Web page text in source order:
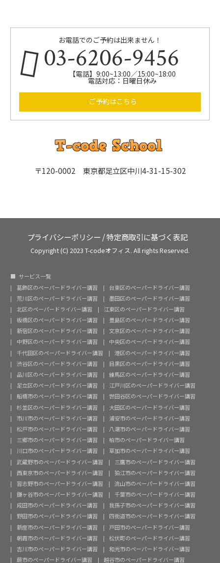
お電話でのご予約は出来ません！
03-6206-9456
【電話】9:00~13:00／15:00~18:00
電話対応：日曜日休み
ご予約はこちら
〒120-0002 東京都足立区中川4-31-15-302
プライバシーポリシー /特定商取引に基づく表記
Copyright (C) 2023 T-codeオフィス. All rights Reserved.
サービス一覧
葛飾区のペーパードライバー講習
台東区のペーパードライバー講習
荒川区のペーパードライバー講習
墨田区のペーパードライバー講習
北区のペーパードライバー講習
江東区のペーパードライバー講習
板橋区のペーパードライバー講習
豊島区のペーパードライバー講習
新宿区のペーパードライバー講習
文京区のペーパードライバー講習
中野区のペーパードライバー講習
中央区のペーパードライバー講習
千代田区のペーパードライバー講習
港区のペーパードライバー講習
渋谷区のペーパードライバー講習
目黒区のペーパードライバー講習
品川区のペーパードライバー講習
練馬区のペーパードライバー講習
足立区のペーパードライバー講習
江戸川区のペーパードライバー講習
船橋市のペーパードライバー講習
世田谷区のペーパードライバー講習
杉並区のペーパードライバー講習
大田区のペーパードライバー講習
市川市のペーパードライバー講習
浦安市のペーパードライバー講習
松戸市のペーパードライバー講習
八潮市のペーパードライバー講習
三郷市のペーパードライバー講習
柏市のペーパードライバー講習
川口市のペーパードライバー講習
草加市のペーパードライバー講習
武蔵野市のペーパードライバー講習
三鷹市のペーパードライバー講習
西東京市のペーパードライバー講習
狛江市のペーパードライバー講習
習志野市のペーパードライバー講習
流山市のペーパードライバー講習
鎌ヶ谷市のペーパードライバー講習
千葉市のペーパードライバー講習
成田市のペーパードライバー講習
我孫子市のペーパードライバー講習
野田市のペーパードライバー講習
四街道市のペーパードライバー講習
新座市のペーパードライバー講習
戸田市のペーパードライバー講習
朝霞市のペーパードライバー講習
松伏町のペーパードライバー講習
吉川市のペーパードライバー講習
和光市のペーパードライバー講習
蕨市のペーパードライバー講習
越谷市のペーパードライバー講習